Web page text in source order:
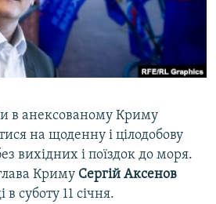
КРИМУ
в анексованому Криму
на щоденну і цілодобову
вихідних і поїздок до моря.
Криму Сергій Аксенов
суботу 11 січня.